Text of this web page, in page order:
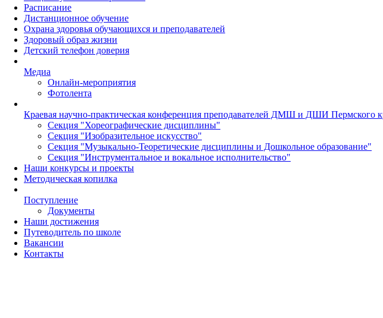
Расписание
Дистанционное обучение
Охрана здоровья обучающихся и преподавателей
Здоровый образ жизни
Детский телефон доверия
Медиа
Онлайн-мероприятия
Фотолента
Краевая научно-практическая конференция преподавателей ДМШ и ДШИ Пермского
Секция "Хореографические дисциплины"
Секция "Изобразительное искусство"
Секция "Музыкально-Теоретические дисциплины и Дошкольное образование"
Секция "Инструментальное и вокальное исполнительство"
Наши конкурсы и проекты
Методическая копилка
Поступление
Документы
Наши достижения
Путеводитель по школе
Вакансии
Контакты